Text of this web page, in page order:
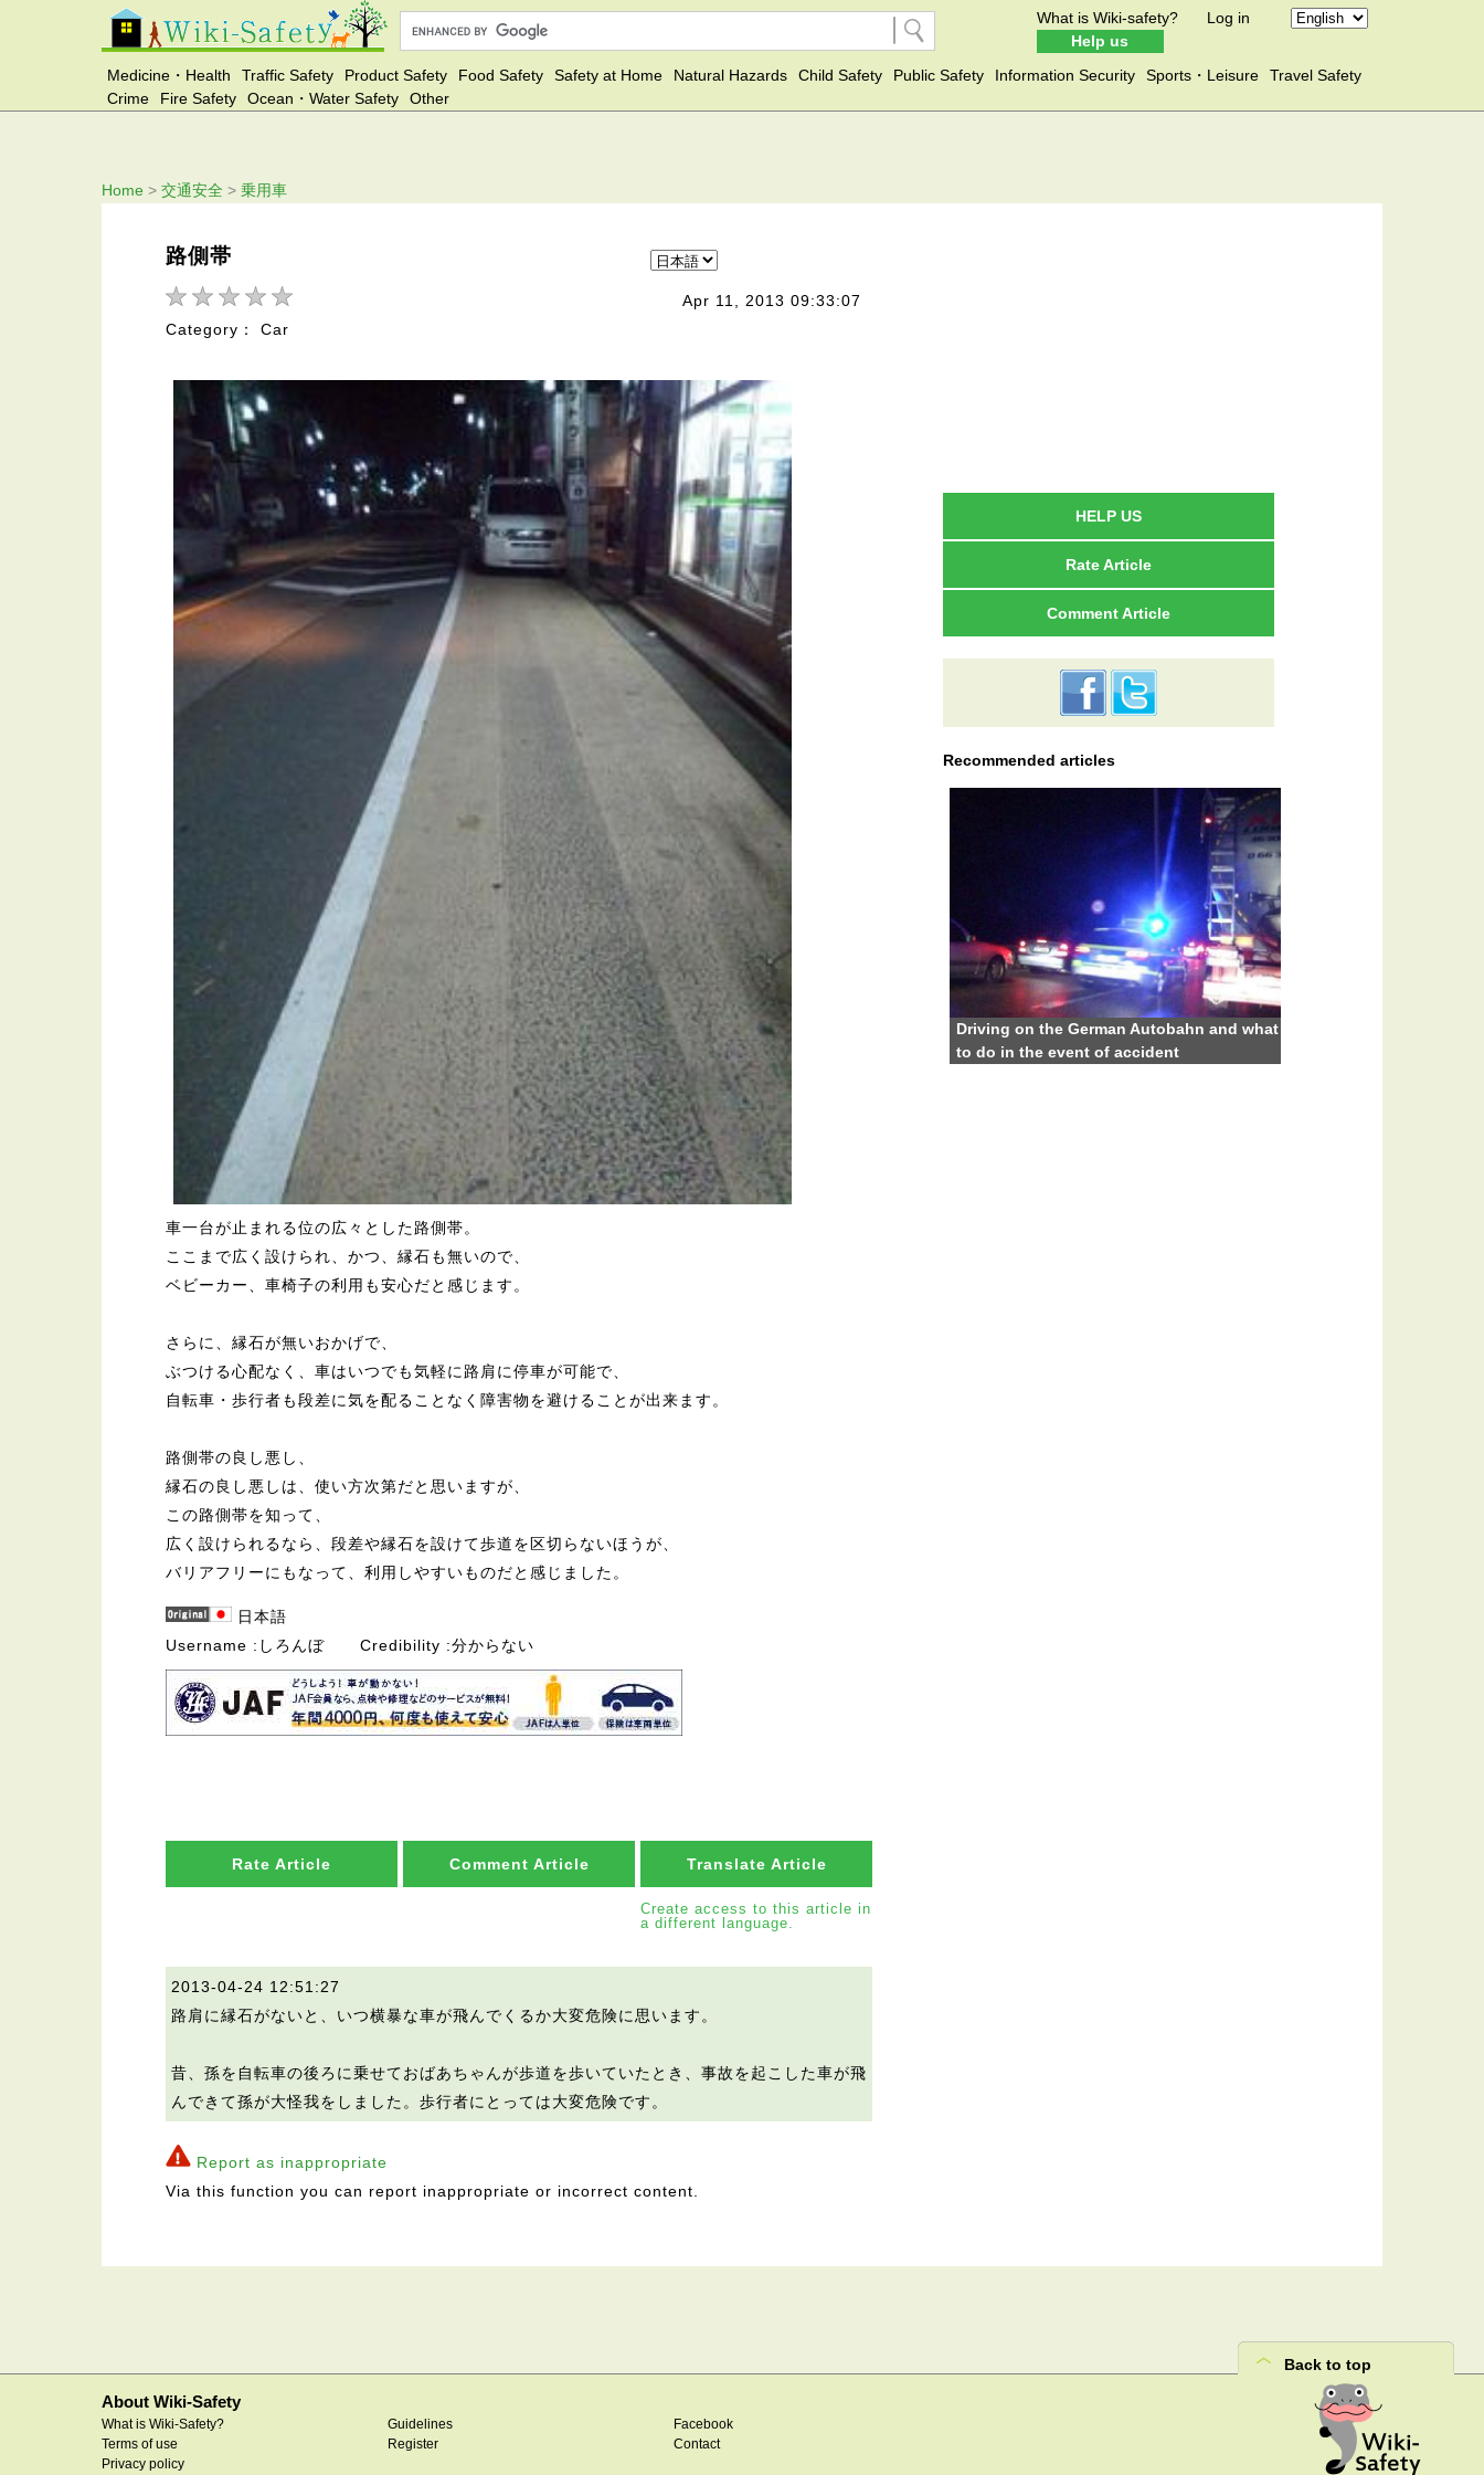
What is Wiki-safety?
Help us
Log in
Medicine・Health Traffic Safety Product Safety Food Safety Safety at Home Natural Hazards Child Safety Public Safety Information Security Sports・Leisure
Travel Safety
Crime
Fire Safety Ocean・Water Safety Other
Home > 交通安全 > 乗用車
路側帯
Apr 11, 2013 09:33:07
Category： Car
車一台が止まれる位の広々とした路側帯。
ここまで広く設けられ、かつ、縁石も無いので、
ベビーカー、車椅子の利用も安心だと感じます。
さらに、縁石が無いおかげで、
ぶつける心配なく、車はいつでも気軽に路肩に停車が可能で、
自転車・歩行者も段差に気を配ることなく障害物を避けることが出来ます。
路側帯の良し悪し、
縁石の良し悪しは、使い方次第だと思いますが、
この路側帯を知って、
広く設けられるなら、段差や縁石を設けて歩道を区切らないほうが、
バリアフリーにもなって、利用しやすいものだと感じました。
日本語
Username
しろんぼ Credibility 分からない
Rate Article Comment Article Translate Article
Create access to this article in
a different language.
2013-04-24 12:51:27
路肩に縁石がないと、いつ横暴な車が飛んでくるか大変危険に思います。
昔、孫を自転車の後ろに乗せておばあちゃんが歩道を歩いていたとき、事故を起こした車が飛
んできて孫が大怪我をしました。歩行者にとっては大変危険です。
Report as inappropriate
Via this function you can report inappropriate or incorrect content.
HELP US
Rate Article
Comment Article
Recommended articles
Driving on the German Autobahn and what
to do in the event of accident
Back to top
About Wiki-Safety
What is Wiki-Safety?
Terms of use
Privacy policy
Guidelines
Register
Facebook
Contact